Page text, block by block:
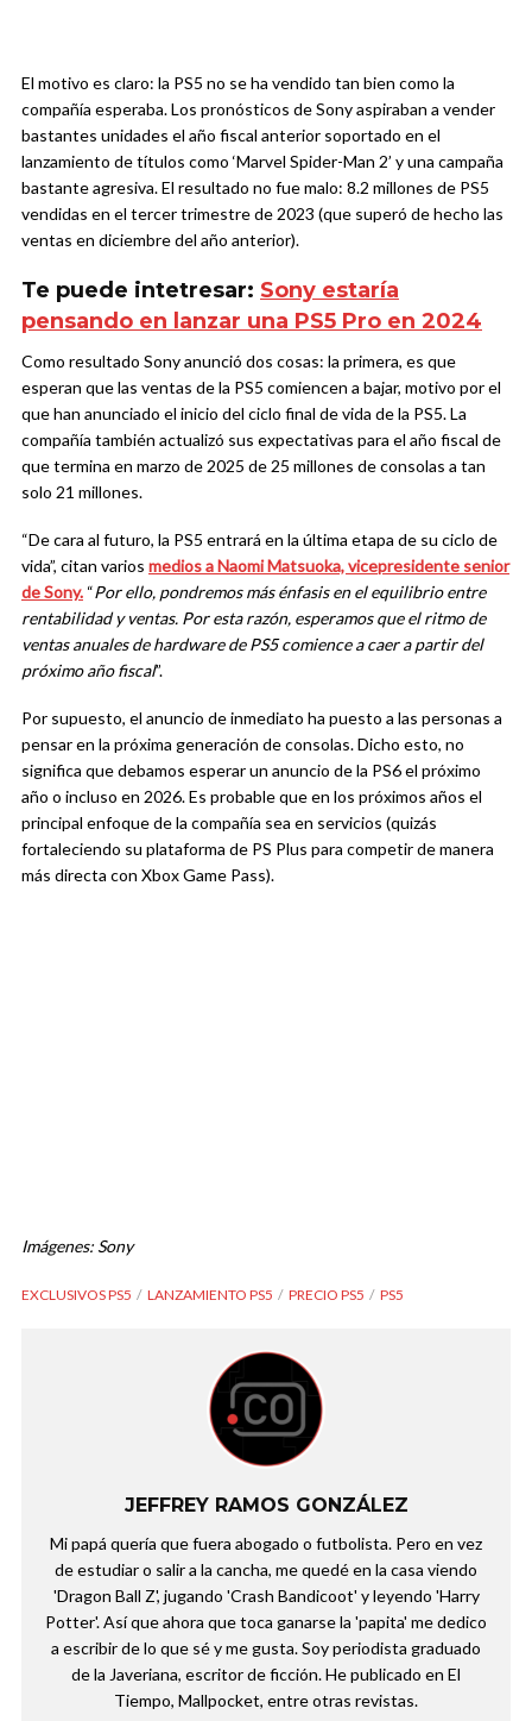
El motivo es claro: la PS5 no se ha vendido tan bien como la
compañía esperaba. Los pronósticos de Sony aspiraban a vender
bastantes unidades el año fiscal anterior soportado en el
lanzamiento de títulos como ‘Marvel Spider-Man 2’ y una campaña
bastante agresiva. El resultado no fue malo: 8.2 millones de PS5
vendidas en el tercer trimestre de 2023 (que superó de hecho las
ventas en diciembre del año anterior).
Te puede intetresar: Sony estaría
pensando en lanzar una PS5 Pro en 2024
Como resultado Sony anunció dos cosas: la primera, es que
esperan que las ventas de la PS5 comiencen a bajar, motivo por el
que han anunciado el inicio del ciclo final de vida de la PS5. La
compañía también actualizó sus expectativas para el año fiscal de
que termina en marzo de 2025 de 25 millones de consolas a tan
solo 21 millones.
“De cara al futuro, la PS5 entrará en la última etapa de su ciclo de
vida”, citan varios medios a Naomi Matsuoka, vicepresidente senior
de Sony. “Por ello, pondremos más énfasis en el equilibrio entre
rentabilidad y ventas. Por esta razón, esperamos que el ritmo de
ventas anuales de hardware de PS5 comience a caer a partir del
próximo año fiscal”.
Por supuesto, el anuncio de inmediato ha puesto a las personas a
pensar en la próxima generación de consolas. Dicho esto, no
significa que debamos esperar un anuncio de la PS6 el próximo
año o incluso en 2026. Es probable que en los próximos años el
principal enfoque de la compañía sea en servicios (quizás
fortaleciendo su plataforma de PS Plus para competir de manera
más directa con Xbox Game Pass).
Imágenes: Sony
EXCLUSIVOS PS5 LANZAMIENTO PS5 PRECIO PS5 PS5
JEFFREY RAMOS GONZÁLEZ
Mi papá quería que fuera abogado o futbolista. Pero en vez
de estudiar o salir a la cancha, me quedé en la casa viendo
'Dragon Ball Z', jugando 'Crash Bandicoot' y leyendo 'Harry
Potter'. Así que ahora que toca ganarse la 'papita' me dedico
a escribir de lo que sé y me gusta. Soy periodista graduado
de la Javeriana, escritor de ficción. He publicado en El
Tiempo, Mallpocket, entre otras revistas.